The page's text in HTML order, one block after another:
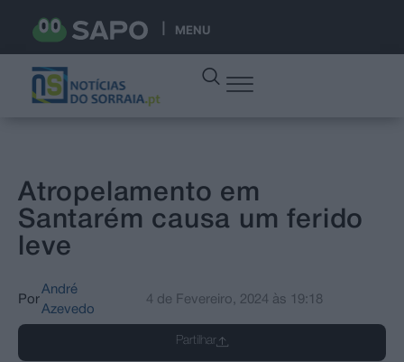
MENU
Atropelamento em
Santarém causa um ferido
leve
Por
André
Azevedo
4 de Fevereiro, 2024 às 19:18
Partilhar